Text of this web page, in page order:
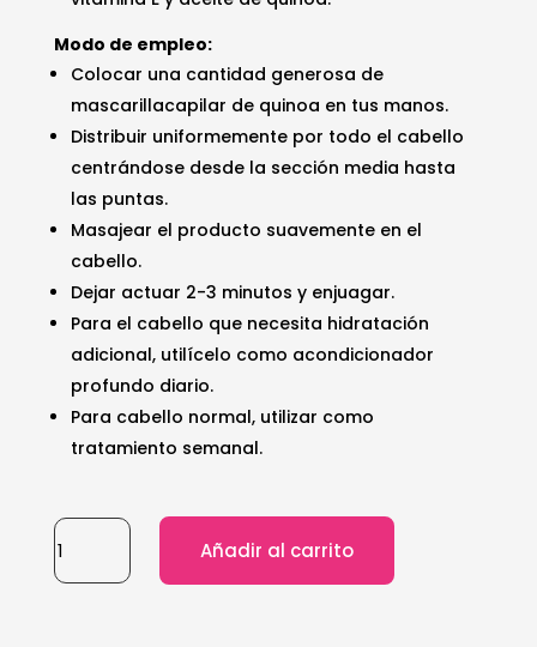
Modo de empleo:
Colocar una cantidad generosa de
mascarillacapilar de quinoa en tus manos.
Distribuir uniformemente por todo el cabello
centrándose desde la sección media hasta
las puntas.
Masajear el producto suavemente en el
cabello.
Dejar actuar 2-3 minutos y enjuagar.
Para el cabello que necesita hidratación
adicional, utilícelo como acondicionador
profundo diario.
Para cabello normal, utilizar como
tratamiento semanal.
BIOTOP
-
911
Añadir al carrito